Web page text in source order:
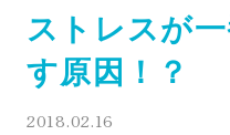
ストレスが
す原因！？
2018.02.16